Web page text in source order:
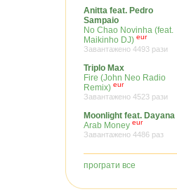
Anitta feat. Pedro
Sampaio
No Chao Novinha (feat.
Maikinho DJ) eur
Завантажено 4493 рази
Triplo Max
Fire (John Neo Radio
Remix) eur
Завантажено 4523 рази
Moonlight feat. Dayana
Arab Money eur
Завантажено 4486 раз
програти все